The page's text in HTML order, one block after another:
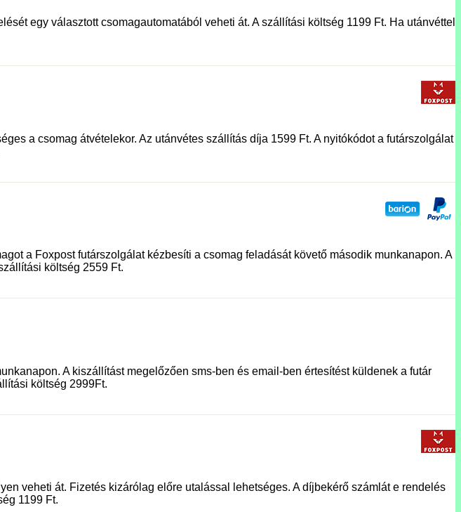
egy választott csomagautomatából veheti át. A szállítási költség 1199 Ft. Ha utánvéttel
a csomag átvételekor. Az utánvétes szállítás díja 1599 Ft. A nyitókódot a futárszolgálat
a Foxpost futárszolgálat kézbesíti a csomag feladását követő második munkanapon. A
költség 2559 Ft.
A kiszállítást megelőzően sms-ben és email-ben értesítést küldenek a futár
költség 2999Ft.
veheti át. Fizetés kizárólag előre utalással lehetséges. A díjbekérő számlát e rendelés
1199 Ft.